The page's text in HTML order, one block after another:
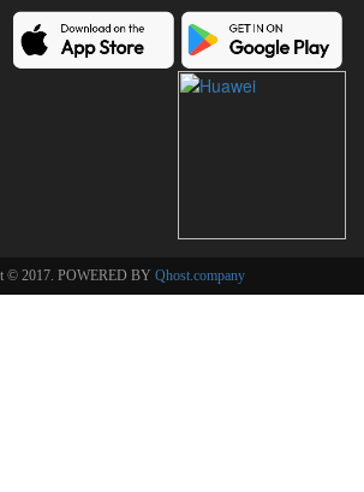
© 2017. POWERED BY Qhost.company